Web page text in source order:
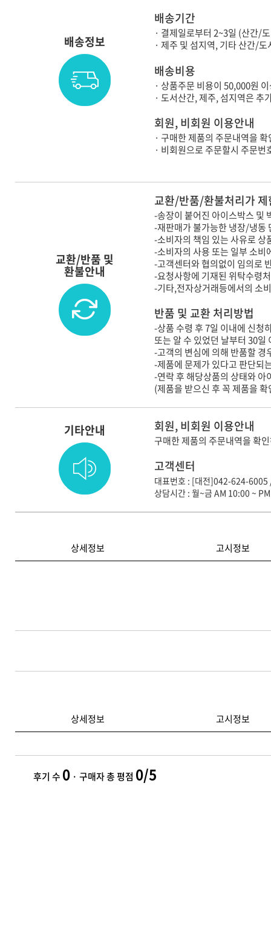
배송정보
배송기간
· 결제일로부터 2~3일 (산간/
· 제주 및 섬지역, 기타 산간/
배송비용
· 상품주문 비용이 50,000원
· 도서산간, 제주, 섬지역은
회원, 비회원 이용안내
· 구매한 제품의 주문내역을
· 비회원으로 주문할시 주문
교환/반품 및
환불안내
교환/반품/환불처리가
-송장이 붙어진 아이스박스 및
-재판매가 불가능한 냉장/냉동
-소비자의 책임 있는 사유로 상
-소비자의 사용 또는 일부 소비
-고객센터와 협의없이 임의로
-요청사항에 기재된 위탁수령
-기타,전자상거래등에서의 소
반품 및 교환 처리방법
-상품 수령 후 7일 이내에 신청
또는 알 수 있었던 날부터 30
-고객의 변심에 의해 반품할
-제품에 문제가 있다고 판단되
-연락 후 해당상품의 상태와
(제품을 받으신 후 꼭 제품을
기타안내 회원, 비회원 이용안내
구매한 제품의 주문내역을 확
고객센터
대표번호 : [대전]042-624-
상담시간 : 월~금 AM 10:00 ~
상세정보 고시정보
상세정보 고시정보
후기 수 0 · 구매자 총 평점 0/5